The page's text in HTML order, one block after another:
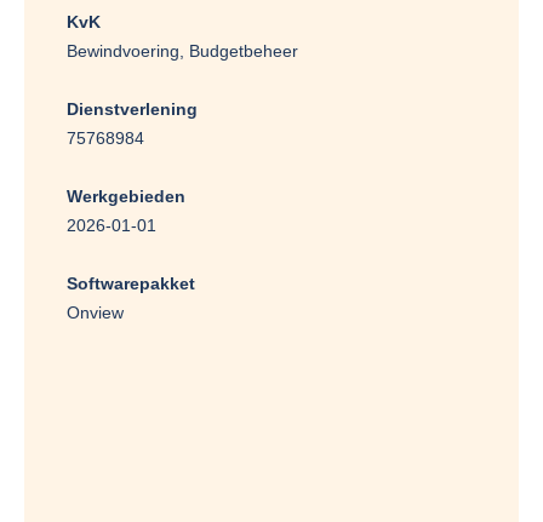
KvK
Bewindvoering, Budgetbeheer
Dienstverlening
75768984
Werkgebieden
2026-01-01
Softwarepakket
Onview